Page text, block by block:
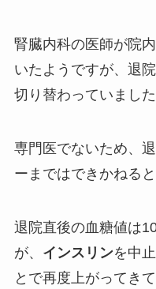
腎臓内科の医師が院
いたようですが、退
切り替わっていました
専門医でないため、
ーまではできかねる
退院直後の血糖値は
が、 インスリンを中
とで再度上がってき